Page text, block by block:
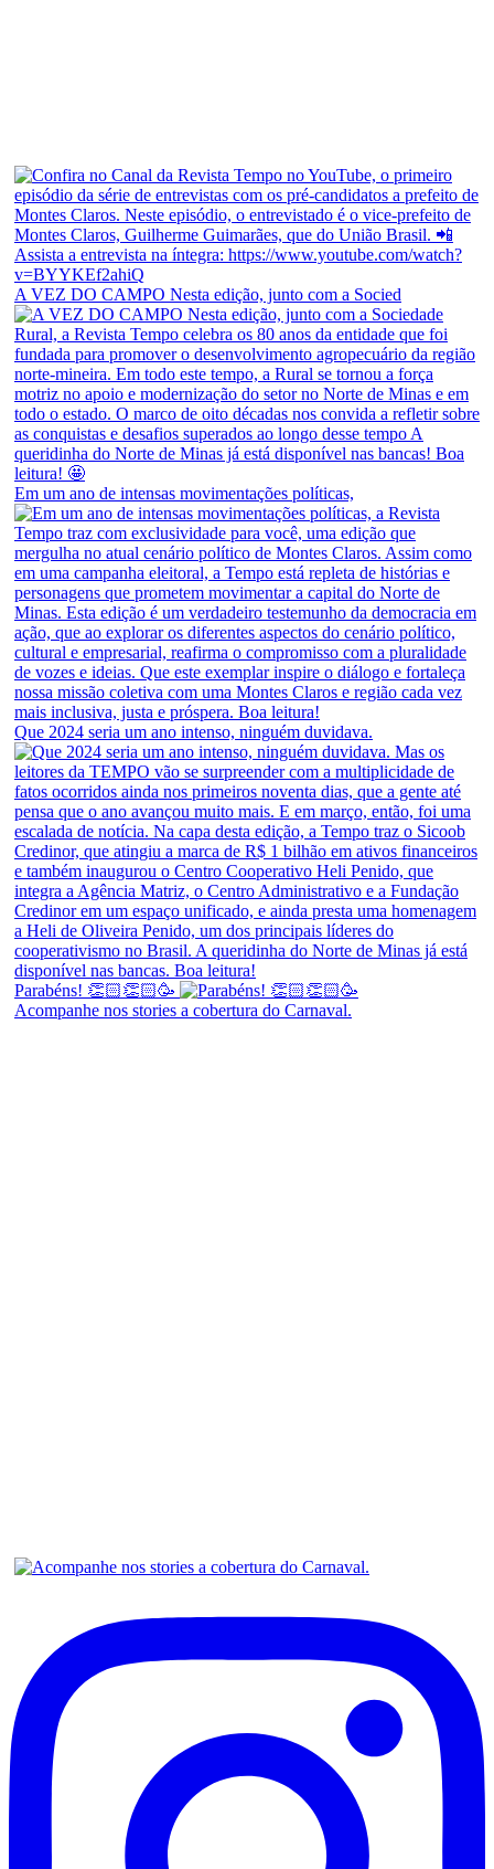
A VEZ DO CAMPO Nesta edição, junto com a Socied
Em um ano de intensas movimentações políticas,
Que 2024 seria um ano intenso, ninguém duvidava.
Parabéns! 👏🏻👏🏻🥳
Acompanhe nos stories a cobertura do Carnaval.